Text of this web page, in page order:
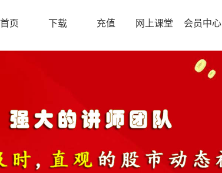
首页 下载 充值 网上课堂 会员中心